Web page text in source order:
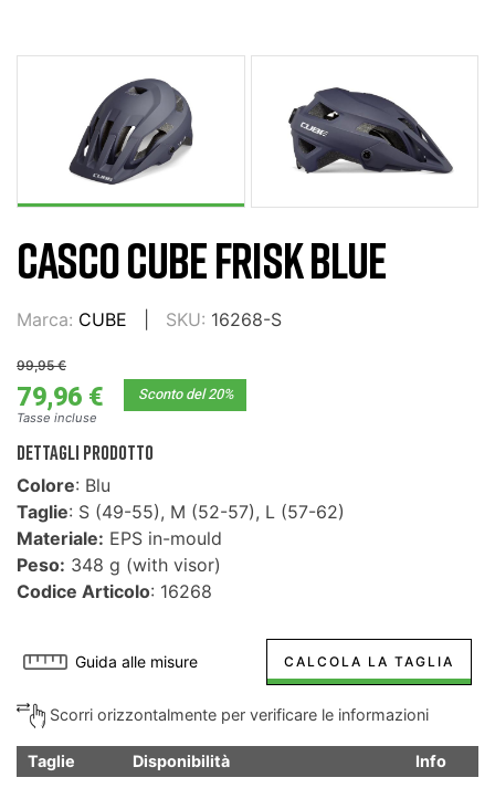
CASCO CUBE FRISK BLUE
Marca: CUBE SKU: 16268-S
99,95 €
79,96 € Sconto del 20%
Tasse incluse
DETTAGLI PRODOTTO
Colore: Blu
Taglie: S (49-55), M (52-57), L (57-62)
Materiale: EPS in-mould
Peso: 348 g (with visor)
Codice Articolo: 16268
Guida alle misure CALCOLA LA TAGLIA
Scorri orizzontalmente per verificare le informazioni
Taglie Disponibilità Info